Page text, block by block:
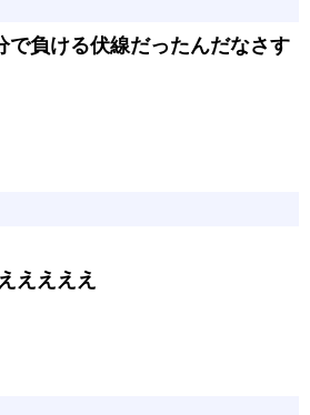
で負ける伏線だったんだなさす
ええええ